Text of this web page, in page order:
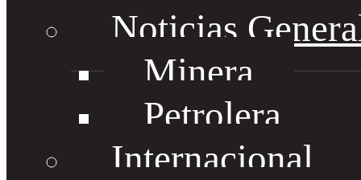
Noticias
Minera
Petrolera
Internacional